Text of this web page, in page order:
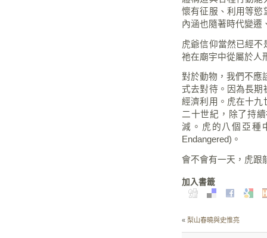
懷有征服、利用等慾
內涵也隨著時代變遷
虎爺信仰當然已經不
祂在廟宇中從屬於人
對於動物，我們不應
式去對待。因為長期
經濟利用。虎在十九
二十世紀，除了持
減。虎的八個亞種
Endangered)。
會不會有一天，虎跟
加入書籤
« 梨山春曉與史惟亮